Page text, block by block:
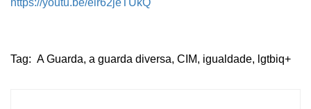
https://youtu.be/eir62jeTUkQ
Tag: A Guarda, a guarda diversa, CIM, igualdade, lgtbiq+